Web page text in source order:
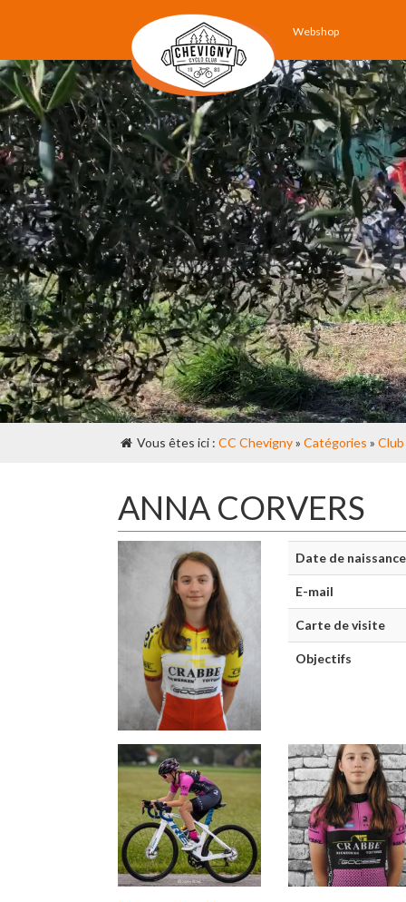
Webshop
Vous êtes ici : CC Chevigny» Catégories » Club
ANNA CORVERS
Date de naissance
E-mail
Carte de visite
Objectifs